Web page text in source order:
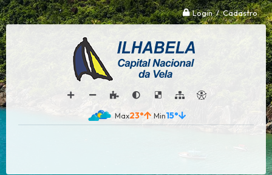
Login / Cadastro
23° 15°